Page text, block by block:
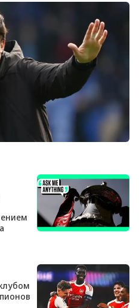
освистали команду
«Кристал